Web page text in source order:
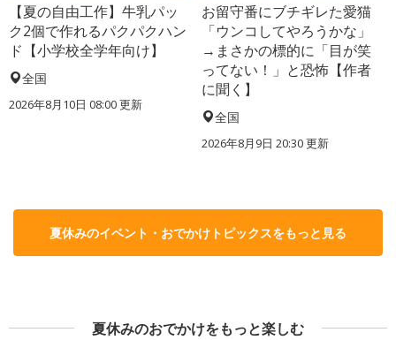
【夏の自由工作】牛乳パッ
ク2個で作れるパクパクハン
ド【小学校全学年向け】
全国
2026年8月10日 08:00更新
お留守番にブチギレた愛猫
「ウンコしてやろうかな」
→まさかの標的に「目が笑
ってない！」と恐怖【作者
に聞く】
全国
2026年8月9日 20:30更新
夏休みのイベント・おでかけトピックスをもっと見る
夏休みのおでかけをもっと楽しむ